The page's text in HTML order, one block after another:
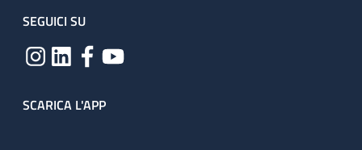
SEGUICI SU
SCARICA L'APP